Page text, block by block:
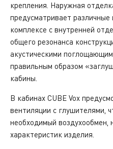
крепления. Наружная
предусматривает
комплексе с внутренней
общего резонанса
акустическими
правильным образом
кабины.
В кабинах CUBE Vox
вентиляции с глушителями,
необходимый воздухообмен,
характеристик изделия.